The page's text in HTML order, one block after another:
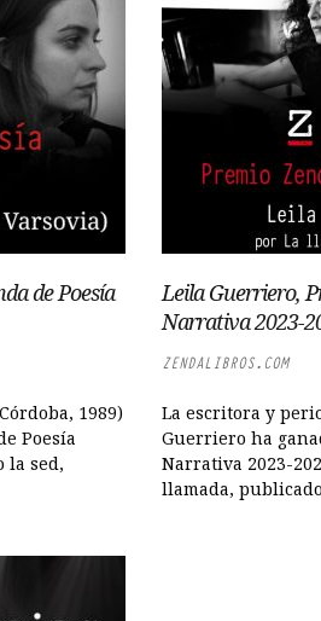
de Poesía
1989)
Poesía
la sed,
Leila Guerriero,
Narrativa 2023-
ZENDALIBROS.COM
La escritora y
Guerriero ha
Narrativa 2023-
llamada,